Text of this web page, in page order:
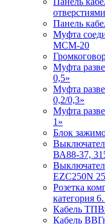
Панель
Муфта
МСМ-20
Муфта
0,5»
Муфта
0,2/0,3»
Муфта
1»
Блок
ВА88-37,
EZC250N
Розетка
категория
Кабель
Кабель